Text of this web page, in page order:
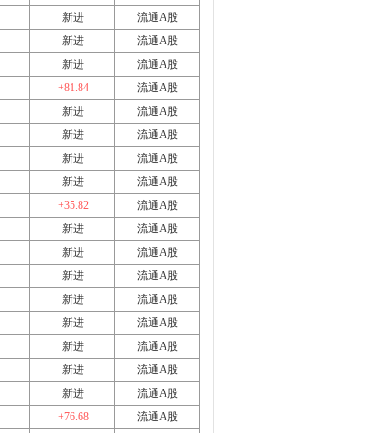
新进
流通A股
新进
流通A股
新进
流通A股
+81.84
流通A股
新进
流通A股
新进
流通A股
新进
流通A股
新进
流通A股
+35.82
流通A股
新进
流通A股
新进
流通A股
新进
流通A股
新进
流通A股
新进
流通A股
新进
流通A股
新进
流通A股
新进
流通A股
+76.68
流通A股